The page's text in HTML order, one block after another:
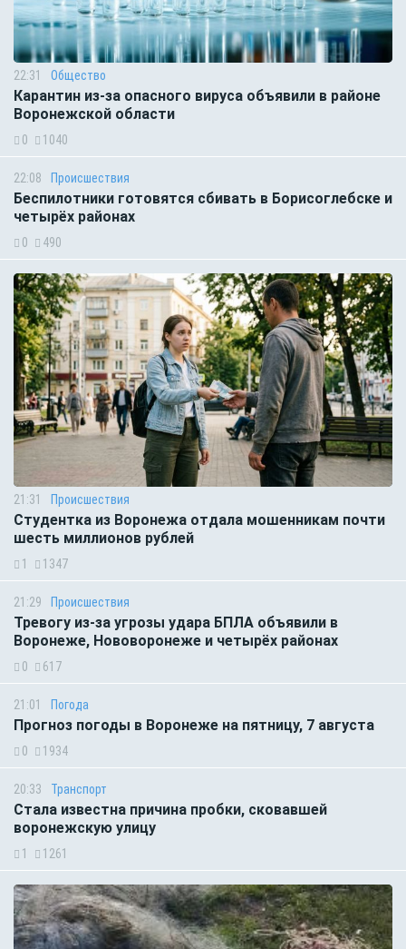
22:31 Общество
Карантин из-за опасного вируса объявили в районе
Воронежской области
0 1040
22:08 Происшествия
Беспилотники готовятся сбивать в Борисоглебске и
четырёх районах
0 490
21:31 Происшествия
Студентка из Воронежа отдала мошенникам почти
шесть миллионов рублей
1 1347
21:29 Происшествия
Тревогу из-за угрозы удара БПЛА объявили в
Воронеже, Нововоронеже и четырёх районах
0 617
21:01 Погода
Прогноз погоды в Воронеже на пятницу, 7 августа
0 1934
20:33 Транспорт
Стала известна причина пробки, сковавшей
воронежскую улицу
1 1261